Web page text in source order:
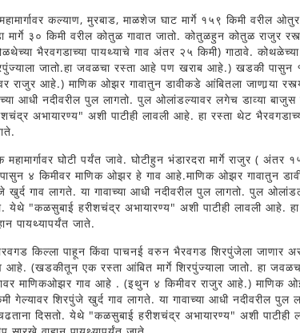
कल्याण, मुरबाड, माळशेज घाट मार्गे १५९ किमी वरील
मार्गे ३० किमी वरील कोतुळ गावात जातो. कोतुळहुन कोतुळ राजुर
भैरवगडाच्या पायथ्याचे गाव अंतर २५ किमी) गाठावे.
जातो.हा जवळचा रस्ता आहे पण खराब आहे.) खडकी
राजुर आहे.) माणिक ओझर गावातुन डावीकडे आंबितला जाणार्‍या
आधी नदीवरील पुल लागतो. पुल ओलांडल्यावर लगेच डाव्या
अभायारण्य" अशी पाटीही लावली आहे. हा रस्ता थेट
महामार्गावर घोटी पर्यंत जावे. घोटीहुन भंडारदरा मार्गे राजुर ( अंतर
४ किमीवर माणिक ओझर हे गाव आहे.माणिक ओझर गावातुन
खुर्द गाव लागते. या गावाच्या आधी नदीवरील पुल लागतो. पुल
येथे "कळसुबाई हरीशचंद्र अभायारण्य" अशी पाटीही लावली आहे. हा
पायथ्यापर्यंत जाते.
किल्ला पाहून किंवा पाचनई वरुन भैरवगड शिरपुंजेला जाणार
आहे. (खडकीतून एक रस्ता आंबित मार्गे शिरपुंज्याला जातो. हा
माणिकओझर गाव आहे . (इथुन ४ किमीवर राजुर आहे.) माणिक
गेल्यावर शिरपुंजे खुर्द गाव लागते. या गावाच्या आधी नदीवरील
दिसतो. येथे "कळसुबाई हरीशचंद्र अभायारण्य" अशी पाटीही